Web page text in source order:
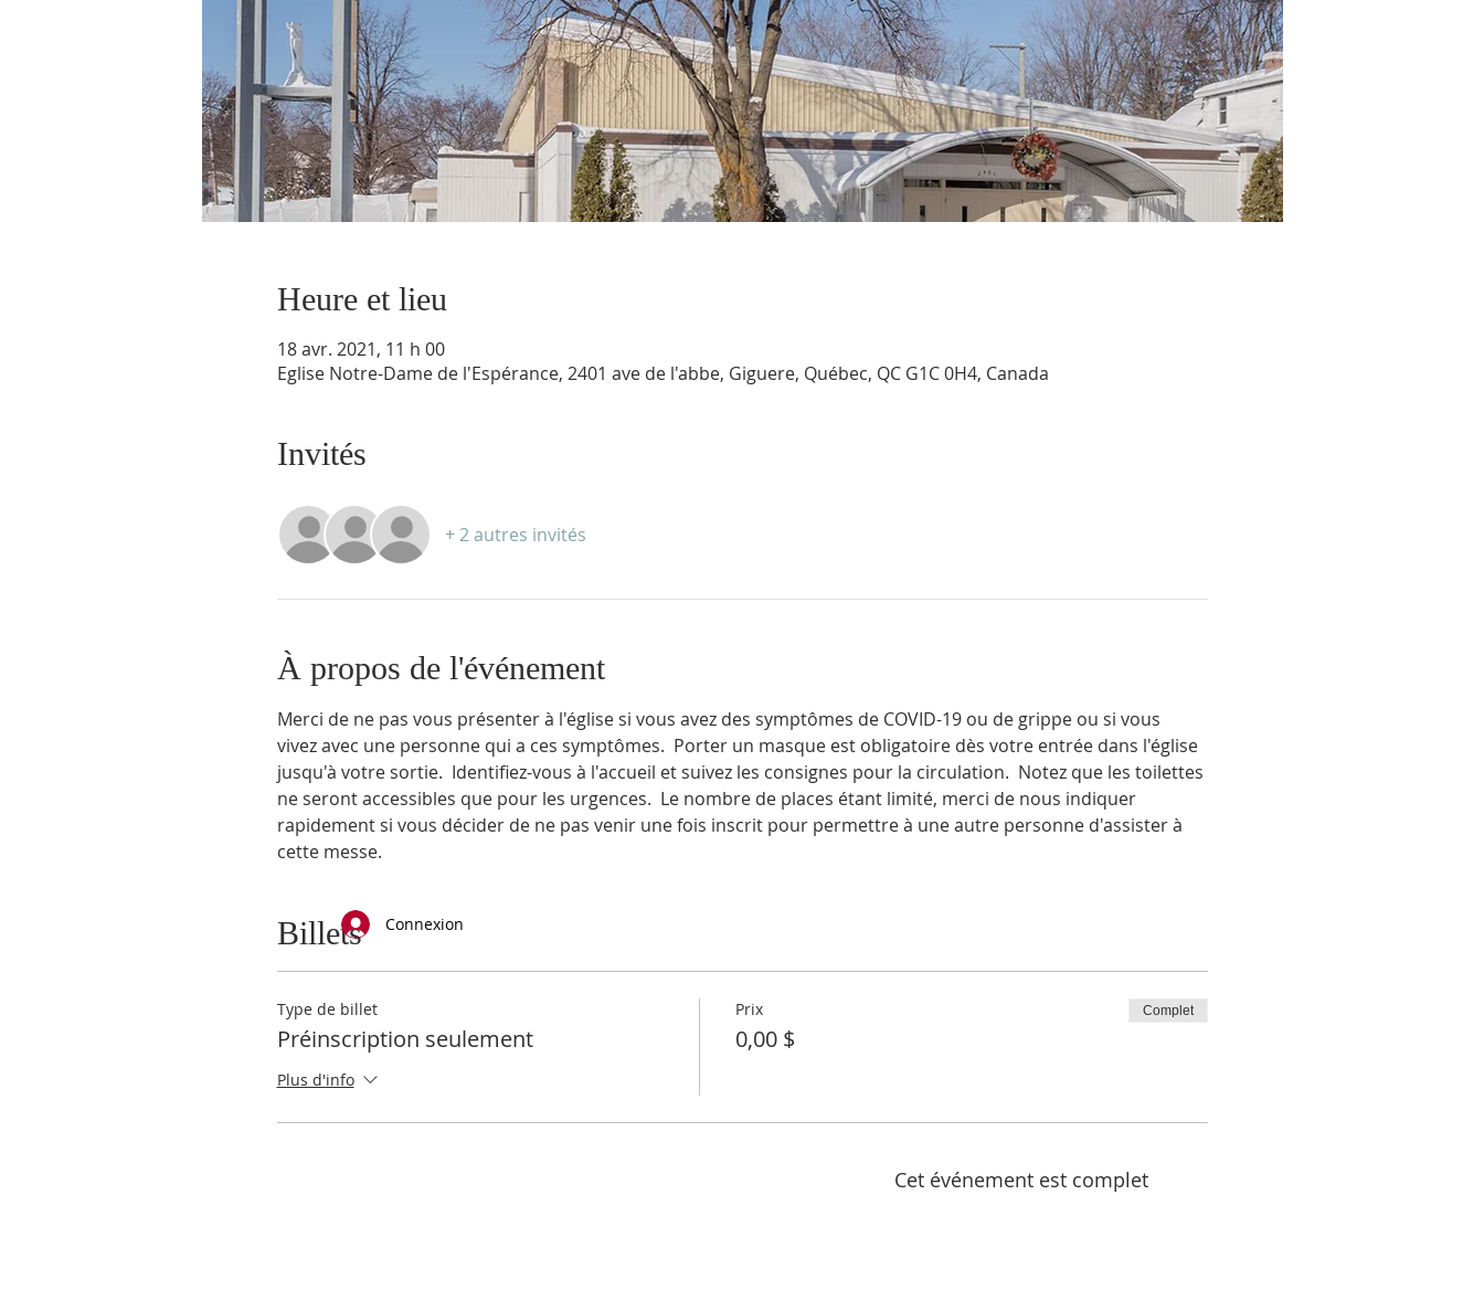
Connexion
Heure et lieu
18 avr. 2021, 11 h 00
Eglise Notre-Dame de l'Espérance, 2401 ave de l'abbe, Giguere, Québec, QC G1C 0H4, Canada
Invités
+ 2 autres invités
À propos de l'événement
Merci de ne pas vous présenter à l'église si vous avez des symptômes de COVID-19 ou de grippe ou si vous
vivez avec une personne qui a ces symptômes.  Porter un masque est obligatoire dès votre entrée dans l'église
jusqu'à votre sortie.  Identifiez-vous à l'accueil et suivez les consignes pour la circulation.  Notez que les toilettes
ne seront accessibles que pour les urgences.  Le nombre de places étant limité, merci de nous indiquer
rapidement si vous décider de ne pas venir une fois inscrit pour permettre à une autre personne d'assister à
cette messe.
Billets
Type de billet
Préinscription seulement
Plus d'info
Prix
0,00 $
Complet
Cet événement est complet